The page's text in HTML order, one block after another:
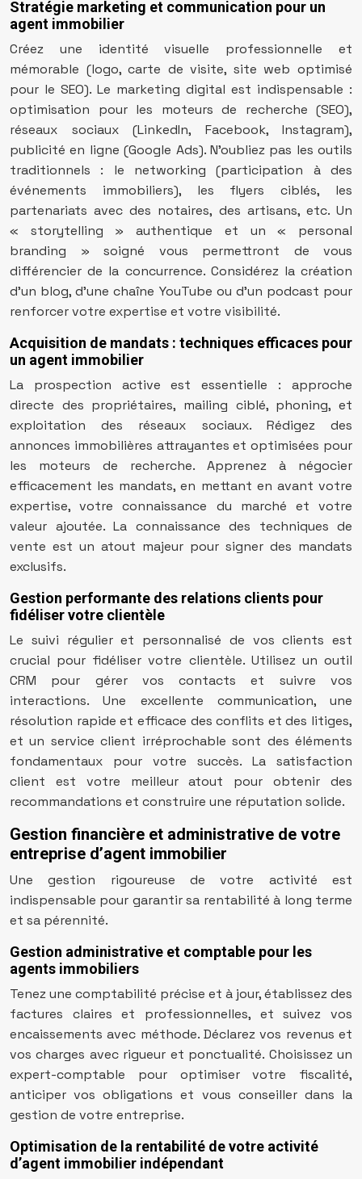
Stratégie marketing et communication pour un
agent immobilier
Créez une identité visuelle professionnelle et
mémorable (logo, carte de visite, site web optimisé
pour le SEO). Le marketing digital est indispensable :
optimisation pour les moteurs de recherche (SEO),
réseaux sociaux (LinkedIn, Facebook, Instagram),
publicité en ligne (Google Ads). N’oubliez pas les outils
traditionnels : le networking (participation à des
événements immobiliers), les flyers ciblés, les
partenariats avec des notaires, des artisans, etc. Un
« storytelling » authentique et un « personal
branding » soigné vous permettront de vous
différencier de la concurrence. Considérez la création
d’un blog, d’une chaîne YouTube ou d’un podcast pour
renforcer votre expertise et votre visibilité.
Acquisition de mandats : techniques efficaces pour
un agent immobilier
La prospection active est essentielle : approche
directe des propriétaires, mailing ciblé, phoning, et
exploitation des réseaux sociaux. Rédigez des
annonces immobilières attrayantes et optimisées pour
les moteurs de recherche. Apprenez à négocier
efficacement les mandats, en mettant en avant votre
expertise, votre connaissance du marché et votre
valeur ajoutée. La connaissance des techniques de
vente est un atout majeur pour signer des mandats
exclusifs.
Gestion performante des relations clients pour
fidéliser votre clientèle
Le suivi régulier et personnalisé de vos clients est
crucial pour fidéliser votre clientèle. Utilisez un outil
CRM pour gérer vos contacts et suivre vos
interactions. Une excellente communication, une
résolution rapide et efficace des conflits et des litiges,
et un service client irréprochable sont des éléments
fondamentaux pour votre succès. La satisfaction
client est votre meilleur atout pour obtenir des
recommandations et construire une réputation solide.
Gestion financière et administrative de votre
entreprise d’agent immobilier
Une gestion rigoureuse de votre activité est
indispensable pour garantir sa rentabilité à long terme
et sa pérennité.
Gestion administrative et comptable pour les
agents immobiliers
Tenez une comptabilité précise et à jour, établissez des
factures claires et professionnelles, et suivez vos
encaissements avec méthode. Déclarez vos revenus et
vos charges avec rigueur et ponctualité. Choisissez un
expert-comptable pour optimiser votre fiscalité,
anticiper vos obligations et vous conseiller dans la
gestion de votre entreprise.
Optimisation de la rentabilité de votre activité
d’agent immobilier indépendant